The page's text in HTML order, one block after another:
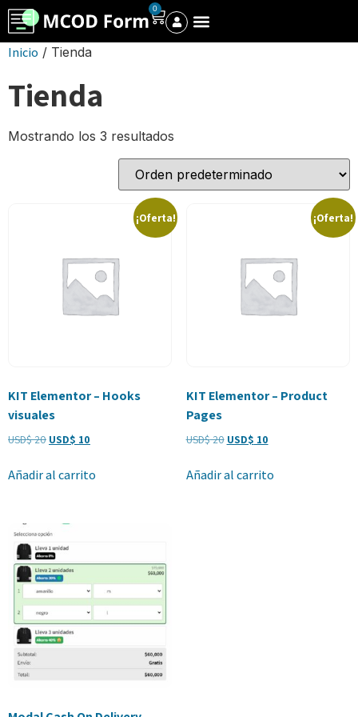
0
Inicio / Tienda
Tienda
Mostrando los 3 resultados
¡Oferta!
KIT Elementor – Hooks
visuales
USD$20 USD$ 10
Añadir al carrito
¡Oferta!
KIT Elementor – Product
Pages
USD$20 USD$ 10
Añadir al carrito